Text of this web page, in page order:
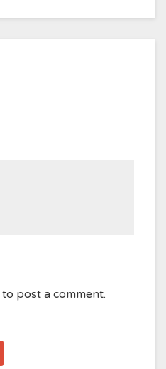
to post a comment.